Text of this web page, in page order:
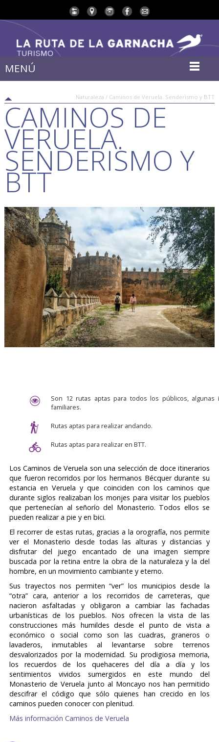
MENÚ
Naturaleza / Caminos de Veruela. Senderismo y BTT
CAMINOS DE
VERUELA.
SENDERISMO Y
BTT
Son 12 rutas aptas para todos los públicos, algunas
familiares.
Rutas aptas para realizar andando.
Rutas aptas para realizar en BTT.
Los Caminos de Veruela son una selección de doce itinerarios
que fueron recorridos por los hermanos Bécquer durante su
estancia en Veruela y que coinciden con los caminos que
durante siglos realizaban los monjes para visitar los pueblos
que pertenecían al señorío del Monasterio. Todos ellos se
pueden realizar a pie y en bici.
El recorrer de estas rutas, gracias a la orografía, nos permite
ver el Monasterio desde todas las alturas y distancias y
disfrutar del juego encantado de una imagen siempre
buscada por la retina entre la obra de la naturaleza y la del
hombre, en un movimiento cambiante y eterno.
Sus trayectos nos permiten “ver” los municipios desde la
“otra” cara, anterior a los recorridos de carreteras, que
nacieron asfaltadas y obligaron a cambiar las fachadas
urbanísticas de los pueblos. Nos ofrecen la vista de las
construcciones más humildes desde el punto de vista a
económico o social como son las cuadras, graneros o
lavaderos, inmutables al levantarse sobre terrenos
desvalorizados por la modernidad. Su prodigiosa memoria,
los recuerdos de los quehaceres del día a día y los
sentimientos vividos sumergidos en este mundo del
Monasterio de Veruela junto al Moncayo nos han permitido
descifrar el código que sólo quienes han crecido en los
caminos pueden conocer con plenitud.
Más información Caminos de Veruela